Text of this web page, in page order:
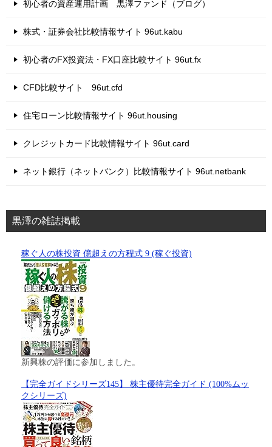
初心者の資産運用計画 黒澤ファンド（ブログ）
株式・証券会社比較情報サイト 96ut.kabu
初心者のFX投資法・FX口座比較サイト 96ut.fx
CFD比較サイト 96ut.cfd
住宅ローン比較情報サイト 96ut.housing
クレジットカード比較情報サイト 96ut.card
ネット銀行（ネットバンク）比較情報サイト 96ut.netbank
黒澤の雑誌掲載
稼ぐ人の株投資 億超えの方程式 9 (稼ぐ投資)
新興株の評価に参加しました。
【完全ガイドシリーズ145】 株主優待完全ガイド (100%ムッ
クシリーズ)